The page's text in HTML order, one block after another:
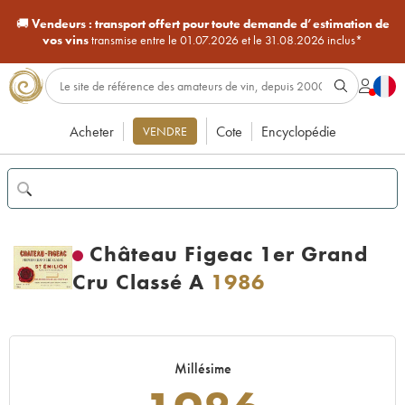
🚚Vendeurs : transport offert pour toute demande d’estimation de
vos vinstransmise entre le 01.07.2026 et le 31.08.2026 inclus*
Acheter VENDRE Cote Encyclopédie
Château Figeac 1er Grand
Cru Classé A 1986
Millésime